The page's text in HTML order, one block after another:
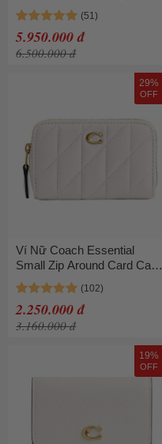
Stone' CY683 Màu Nâu
5.950.000 đ
6.500.000 đ
29%
OFF
Ví Nữ Coach Essential
Small Zip Around Card Case
With Pillow Quilting CM505
Màu Trắng
2.250.000 đ
3.160.000 đ
19%
OFF